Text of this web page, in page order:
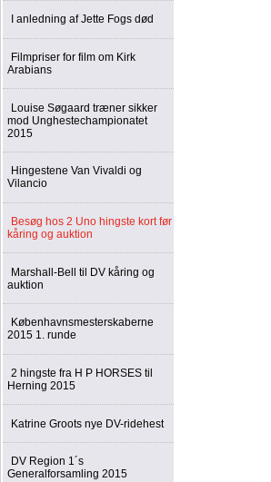
I anledning af Jette Fogs død
Filmpriser for film om Kirk
Arabians
Louise Søgaard træner sikker
mod Unghestechampionatet
2015
Hingestene Van Vivaldi og
Vilancio
Besøg hos 2 Uno hingste kort før
kåring og auktion
Marshall-Bell til DV kåring og
auktion
Københavnsmesterskaberne
2015 1. runde
2 hingste fra H P HORSES til
Herning 2015
Katrine Groots nye DV-ridehest
DV Region 1´s
Generalforsamling 2015